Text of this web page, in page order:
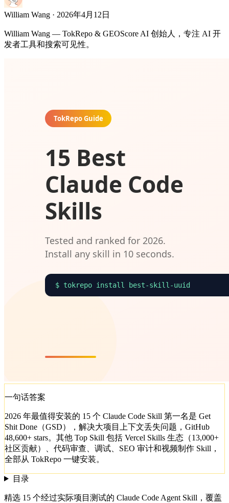
William Wang · 2026年4月12日
William Wang — TokRepo & GEOScore AI 创始人，专注 AI 开
发者工具和搜索可见性。
一句话答案
2026 年最值得安装的 15 个 Claude Code Skill 第一名是 Get
Shit Done（GSD），解决大项目上下文丢失问题，GitHub
48,600+ stars。其他 Top Skill 包括 Vercel Skills 生态（13,000+
社区贡献）、代码审查、调试、SEO 审计和视频制作 Skill，
全部从 TokRepo 一键安装。
目录
精选 15 个经过实际项目测试的 Claude Code Agent Skill，覆盖